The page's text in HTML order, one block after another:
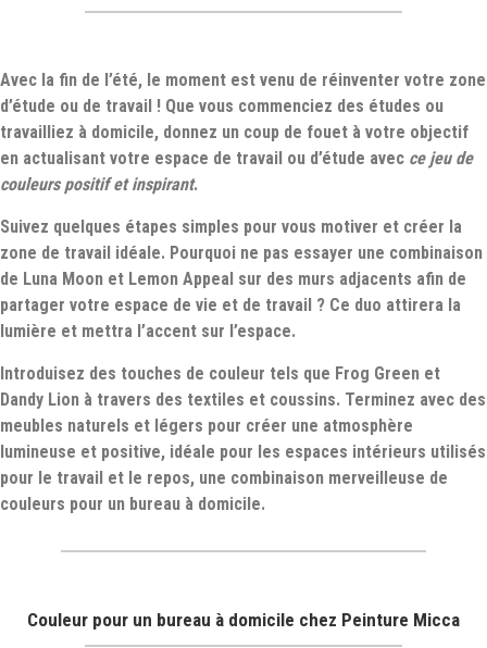
Avec la fin de l’été, le moment est venu de réinventer votre zone
d’étude ou de travail ! Que vous commenciez des études ou
travailliez à domicile, donnez un coup de fouet à votre objectif
en actualisant votre espace de travail ou d’étude avec ce jeu de
couleurs positif et inspirant.
Suivez quelques étapes simples pour vous motiver et créer la
zone de travail idéale. Pourquoi ne pas essayer une combinaison
de Luna Moon et Lemon Appeal sur des murs adjacents afin de
partager votre espace de vie et de travail ? Ce duo attirera la
lumière et mettra l’accent sur l’espace.
Introduisez des touches de couleur tels que Frog Green et
Dandy Lion à travers des textiles et coussins. Terminez avec des
meubles naturels et légers pour créer une atmosphère
lumineuse et positive, idéale pour les espaces intérieurs utilisés
pour le travail et le repos, une combinaison merveilleuse de
couleurs pour un bureau à domicile.
Couleur pour un bureau à domicile chez Peinture Micca